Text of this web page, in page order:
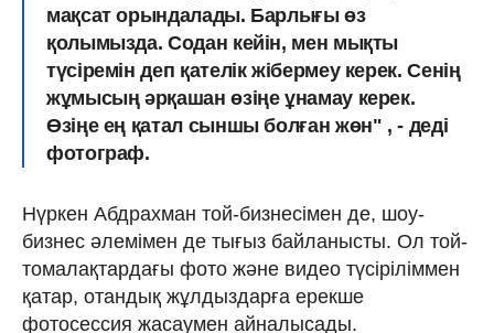
мақсат орындалады. Барлығы өз
қолымызда. Содан кейін, мен мықты
түсіремін деп қателік жібермеу керек. Сенің
жұмысың әрқашан өзіңе ұнамау керек.
Өзіңе ең қатал сыншы болған жөн" , - деді
фотограф.
Нүркен Абдрахман той-бизнесімен де, шоу-
бизнес әлемімен де тығыз байланысты. Ол той-
томалақтардағы фото және видео түсіріліммен
қатар, отандық жұлдыздарға ерекше
фотосессия жасаумен айналысады.